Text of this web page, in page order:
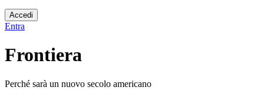
Accedi
Entra
Frontiera
Perché sarà un nuovo secolo americano